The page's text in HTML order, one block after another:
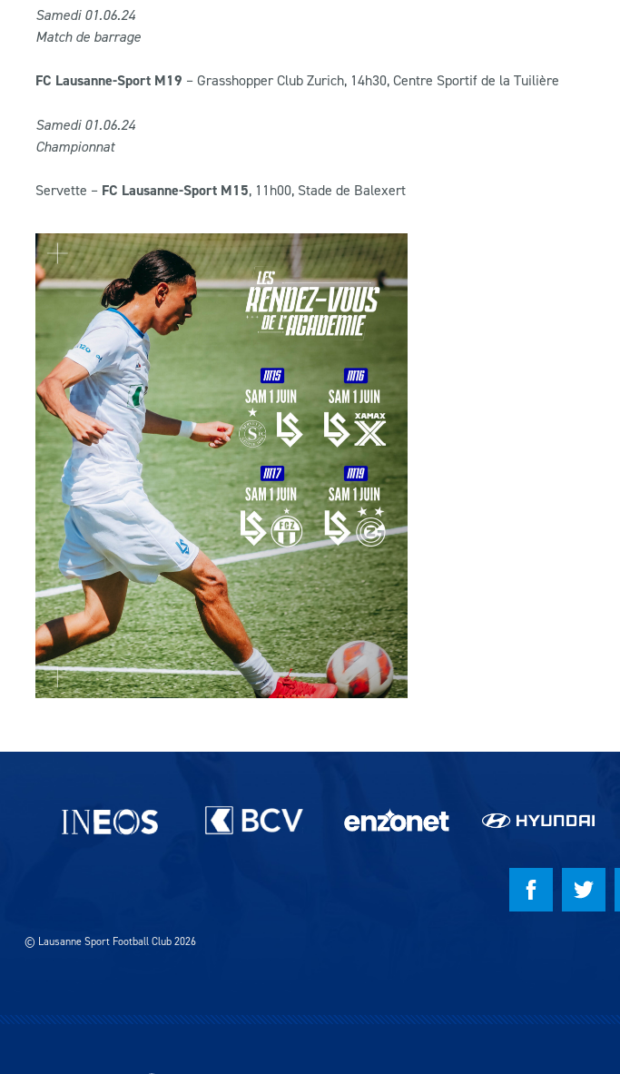
Samedi 01.06.24
Match de barrage
FC Lausanne-Sport M19 – Grasshopper Club Zurich, 14h30, Centre Sportif de la Tuilière
Samedi 01.06.24
Championnat
Servette – FC Lausanne-Sport M15, 11h00, Stade de Balexert
Partenaires du lausanne-Sport
© Lausanne Sport Football Club 2026